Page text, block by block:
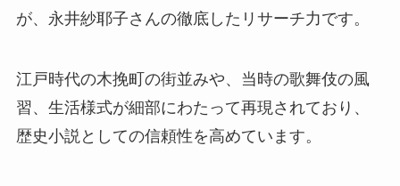
が、永井紗耶子さんの徹底したリサーチ力です。
江戸時代の木挽町の街並みや、当時の歌舞伎の風
習、生活様式が細部にわたって再現されており、
歴史小説としての信頼性を高めています。